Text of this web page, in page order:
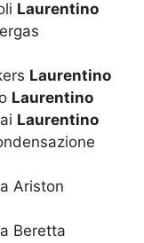
Laurentino
Laurentino
Laurentino
Laurentino
Ariston
Beretta